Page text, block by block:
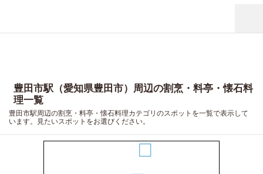
豊田市駅（愛知県豊田市）周辺の割烹・料亭・懐石料
理一覧
豊田市駅周辺の割烹・料亭・懐石料理カテゴリのスポットを一覧で表示して
います。見たいスポットをお選びください。